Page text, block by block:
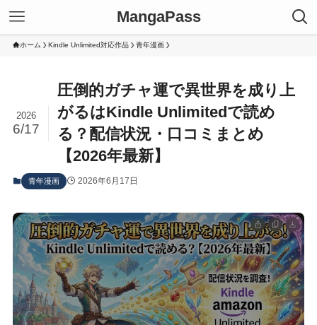
MangaPass
ホーム Kindle Unlimited対応作品 青年漫画
圧倒的ガチャ運で異世界を成り上
がるはKindle Unlimitedで読め
る？配信状況・口コミまとめ
【2026年最新】
2026
6/17
青年漫画 2026年6月17日